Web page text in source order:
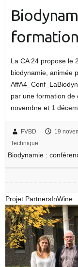
formation
La CA 24 propose le
biodynamie, animée
par une formation de
novembre et 1
FVBD 19
Technique
Biodynamie :
Projet PartnersInWine